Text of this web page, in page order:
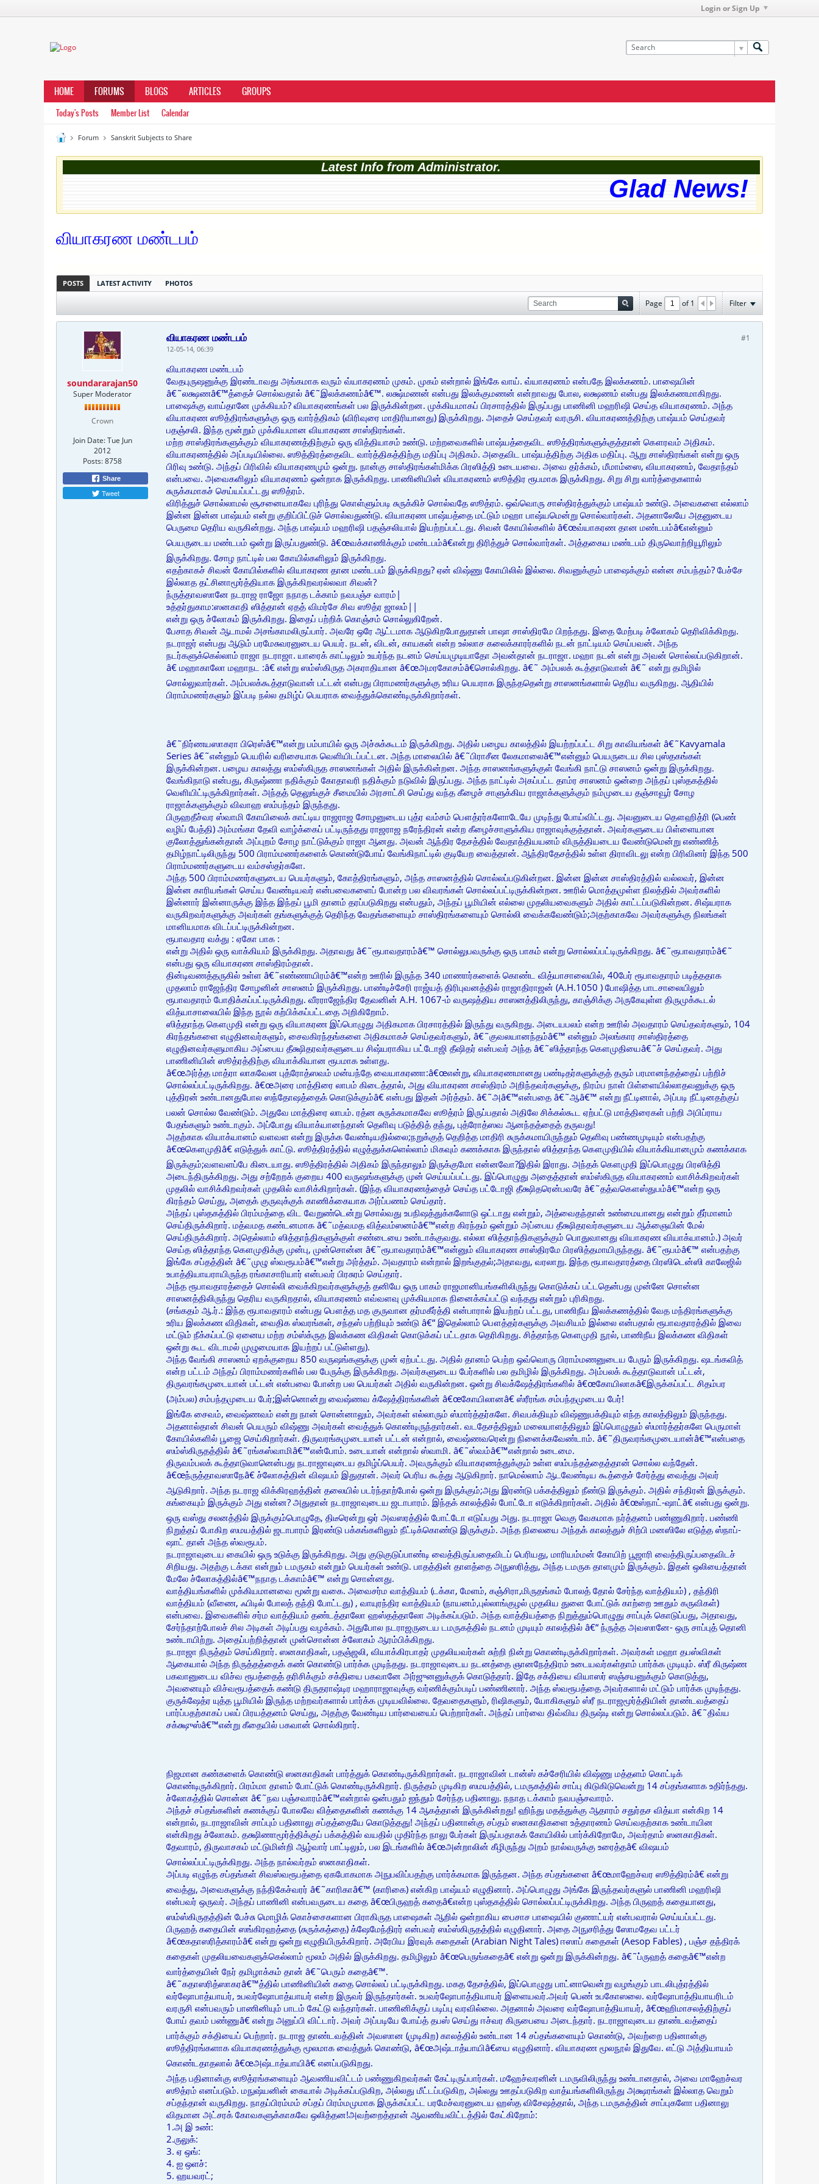
Login or Sign Up
HOME FORUMS BLOGS ARTICLES GROUPS
Today's Posts Member List Calendar
Forum Sanskrit Subjects to Share
Latest Info from Administrator.
Glad News! The
வியாகரண மண்டபம்
POSTS LATEST ACTIVITY PHOTOS
Page of1 Filter
soundararajan50
Super Moderator
Crown
Join Date: Tue Jun
2012
Posts:8758
Share
Tweet
#1
வியாகரண மண்டபம்
12-05-14, 06:39
வியாகரண மண்டபம்
வேதபுருஷனுக்கு இரண்டாவது அங்கமாக வரும் வ்யாகரணம் முகம். முகம் என்றால் இங்கே வாய். வ்யாகரணம் என்பதே இலக்கணம். பாஷையின்
â€˜லக்ஷணâ€™த்தைச் சொல்வதால் â€˜இலக்கணம்â€™. லக்ஷ்மணன் என்பது இலக்குமணன் என்றாவது போல, லக்ஷணம் என்பது இலக்கணமாகிறது.
பாஷைக்கு வாய்தானே முக்கியம்? வியாகரணங்கள் பல இருக்கின்றன. முக்கியமாகப் பிரசாரத்தில் இருப்பது பாணினி மஹரிஷி செய்த வியாகரணம். அந்த
வியாகரண ஸூத்திரங்களுக்கு ஒரு வார்த்திகம் (விரிவுரை மாதிரியானது) இருக்கிறது. அதைச் செய்தவர் வரருசி. வியாகரணத்திற்கு பாஷ்யம் செய்தவர்
பதஞ்சலி. இந்த மூன்றும் முக்கியமான வியாகரண சாஸ்திரங்கள்.
மற்ற சாஸ்திரங்களுக்கும் வியாகரணத்திற்கும் ஒரு வித்தியாசம் உண்டு. மற்றவைகளில் பாஷ்யத்தைவிட ஸூத்திரங்களுக்குத்தான் கௌரவம் அதிகம்.
வியாகரணத்தில் அப்படியில்லை. ஸூத்திரத்தைவிட வார்த்திகத்திற்கு மதிப்பு அதிகம். அதைவிட பாஷ்யத்திற்கு அதிக மதிப்பு. ஆறு சாஸ்திரங்கள் என்று ஒரு
பிரிவு உண்டு. அந்தப் பிரிவில் வியாகரணமும் ஒன்று. நான்கு சாஸ்திரங்கள்மிக்க பிரஸித்தி உடையவை. அவை தர்க்கம், மீமாம்ஸை, வியாகரணம், வேதாந்தம்
என்பவை. அவைகளிலும் வியாகரணம் ஒன்றாக இருக்கிறது. பாணினியின் வியாகரணம் ஸூத்திர ரூபமாக இருக்கிறது. சிறு சிறு வார்த்தைகளால்
சுருக்கமாகச் செய்யப்பட்டது ஸூத்ரம்.
விரித்துச் சொல்லாமல் சூசனையாகவே புரிந்து கொள்ளும்படி சுருக்கிச் சொல்வதே ஸூத்ரம். ஒவ்வொரு சாஸ்திரத்துக்கும் பாஷ்யம் உண்டு. அவைகளை எல்லாம்
இன்ன இன்ன பாஷ்யம் என்று குறிப்பிட்டுச் சொல்வதுண்டு. வியாகரண பாஷ்யத்தை மட்டும் மஹா பாஷ்யமென்று சொல்வார்கள். அதனாலேயே அதனுடைய
பெருமை தெரிய வருகின்றது. அந்த பாஷ்யம் மஹரிஷி பதஞ்சலியால் இயற்றப்பட்டது. சிவன் கோயில்களில் â€œவ்யாகரண தான மண்டபம்â€என்னும்
பெயருடைய மண்டபம் ஒன்று இருப்பதுண்டு. â€œவக்காணிக்கும் மண்டபம்â€என்று திரித்துச் சொல்வார்கள். அத்தகைய மண்டபம் திருவொற்றியூரிலும்
இருக்கிறது. சோழ நாட்டில் பல கோயில்களிலும் இருக்கிறது.
எதற்காகச் சிவன் கோயில்களில் வியாகரண தான மண்டபம் இருக்கிறது? ஏன் விஷ்ணு கோயிலில் இல்லை. சிவனுக்கும் பாஷைக்கும் என்ன சம்பந்தம்? பேச்சே
இல்லாத தட்சினாமூர்த்தியாக இருக்கிறவரல்லவா சிவன்?
ந்ருத்தாவஸானே நடராஜ ராஜோ நநாத டக்காம் நவபஞ்ச வாரம்|
உத்தர்துகாம:ஸனகாதி ஸித்தான் ஏதத் விமர்சே சிவ ஸூத்ர ஜாலம்||
என்று ஒரு ச்லோகம் இருக்கிறது. இதைப் பற்றிக் கொஞ்சம் சொல்லுகிறேன்.
பேசாத சிவன் ஆடாமல் அசங்காமலிருப்பார். அவரே ஒரே ஆட்டமாக ஆடுகிறபோதுதான் பாஷா சாஸ்திரமே பிறந்தது. இதை மேற்படி ச்லோகம் தெரிவிக்கிறது.
நடராஜர் என்பது ஆடும் பரமேசுவரனுடைய பெயர். நடன், விடன், காயகன் என்ற உல்லாச கலைக்காரர்களில் நடன் நாட்டியம் செய்பவன். அந்த
நடர்களுக்கெல்லாம் ராஜா நடராஜா. யாரைக் காட்டிலும் உயர்ந்த நடனம் செய்யமுடியாதோ அவன்தான் நடராஜா. மஹா நடன் என்று அவன் சொல்லப்படுகிறான்.
â€ மஹாகாலோ மஹாநட :â€ என்று ஸம்ஸ்கிருத அகராதியான â€œஅமரகோசம்â€சொல்கிறது. â€˜ அம்பலக் கூத்தாடுவான் â€˜ என்று தமிழில்
சொல்லுவார்கள். அம்பலக்கூத்தாடுவான் பட்டன் என்பது பிராமணர்களுக்கு உரிய பெயராக இருந்ததென்று சாஸனங்களால் தெரிய வருகிறது. ஆதியில்
பிராம்மணர்களும் இப்படி நல்ல தமிழ்ப் பெயராக வைத்துக்கொண்டிருக்கிறார்கள்.
â€˜நிர்ணயஸாகரா பிரெஸ்â€™என்று பம்பாயில் ஒரு அச்சுக்கூடம் இருக்கிறது. அதில் பழைய காலத்தில் இயற்றப்பட்ட சிறு காவியங்கள் â€˜Kavyamala
Series â€˜என்னும் பெயரில் வரிசையாக வெளியிடப்பட்டன. அந்த மாலையில் â€˜பிராசீன லேகமாலைâ€™என்னும் பெயருடைய சில புஸ்தகங்கள்
இருக்கின்றன. பழைய காலத்து ஸம்ஸ்கிருத சாஸனங்கள் அதில் இருக்கின்றன. அந்த சாஸனங்களுக்குள் வேங்கி நாட்டு சாஸனம் ஒன்று இருக்கிறது.
வேங்கிநாடு என்பது, கிருஷ்ணா நதிக்கும் கோதாவரி நதிக்கும் நடுவில் இருப்பது. அந்த நாட்டில் அகப்பட்ட தாம்ர சாஸனம் ஒன்றை அந்தப் புஸ்தகத்தில்
வெளியிட்டிருக்கிறார்கள். அந்தத் தெலுங்குச் சீமையில் அரசாட்சி செய்து வந்த கீழைச் சாளுக்கிய ராஜாக்களுக்கும் நம்முடைய தஞ்சாவூர் சோழ
ராஜாக்களுக்கும் விவாஹ ஸம்பந்தம் இருந்தது.
பிருஹதீச்வர ஸ்வாமி கோயிலைக் காட்டிய ராஜராஜ சோழனுடைய புத்ர வம்சம் பௌத்ரர்களோடேயே முடிந்து போய்விட்டது. அவனுடைய தௌஹித்ரி (பெண்
வழிப் பேத்தி) அம்மங்கா தேவி வாழ்க்கைப் பட்டிருந்தது ராஜராஜ நரேந்திரன் என்ற கீழைச்சாளுக்கிய ராஜாவுக்குத்தான். அவர்களுடைய பிள்ளையான
குலோத்துங்கன்தான் அப்புறம் சோழ நாட்டுக்கும் ராஜா ஆனது. அவன் ஆந்திர தேசத்தில் வேதாத்தியயனம் விருத்தியடைய வேண்டுமென்று எண்ணித்
தமிழ்நாட்டிலிருந்து 500 பிராம்மணர்களைக் கொண்டுபோய் வேங்கிநாட்டில் குடியேற வைத்தான். ஆந்திரதேசத்தில் உள்ள திராவிடலு என்ற பிரிவினர் இந்த 500
பிராம்மணர்களுடைய வம்சஸ்தர்களே.
அந்த 500 பிராம்மணர்களுடைய பெயர்களும், கோத்திரங்களும், அந்த சாஸனத்தில் சொல்லப்படுகின்றன. இன்ன இன்ன சாஸ்திரத்தில் வல்லவர், இன்ன
இன்ன காரியங்கள் செய்ய வேண்டியவர் என்பவைகளைப் போன்ற பல விவரங்கள் சொல்லப்பட்டிருக்கின்றன. ஊரில் மொத்தமுள்ள நிலத்தில் அவர்களில்
இன்னார் இன்னாருக்கு இந்த இந்தப் பூமி தானம் தரப்படுகிறது என்பதும், அந்தப் பூமியின் எல்லை முதலியவைகளும் அதில் காட்டப்படுகின்றன. சிஷ்யராக
வருகிறவர்களுக்கு அவர்கள் தங்களுக்குத் தெரிந்த வேதங்களையும் சாஸ்திரங்களையும் சொல்லி வைக்கவேண்டும்;அதற்காகவே அவர்களுக்கு நிலங்கள்
மானியமாக விடப்பட்டிருக்கின்றன.
ரூபாவதார வக்து : ஏகோ பாக :
என்று அதில் ஒரு வாக்கியம் இருக்கிறது. அதாவது â€˜ரூபாவதாரம்â€™ சொல்லுபவருக்கு ஒரு பாகம் என்று சொல்லப்பட்டிருக்கிறது. â€˜ரூபாவதாரம்â€˜
என்பது ஒரு வியாகரண சாஸ்திரம்தான்.
தின்டிவணத்தருகில் உள்ள â€˜எண்ணாயிரம்â€™என்ற ஊரில் இருந்த 340 மாணார்களைக் கொண்ட வித்யாசாலையில், 40பேர் ரூபாவதாரம் படித்ததாக
முதலாம் ராஜேந்திர சோழனின் சாஸனம் இருக்கிறது. பாண்டிச்சேரி ராஜ்யத் திரிபுவனத்தில் ராஜாதிராஜன் (A.H.1050 ) போஷித்த பாடசாலையிலும்
ரூபாவதாரம் போதிக்கப்பட்டிருக்கிறது. வீரராஜேந்திர தேவனின் A.H. 1067-ம் வருஷத்திய சாஸனத்திலிருந்து, காஞ்சிக்கு அருகேயுள்ள திருமுக்கூடல்
வித்யாசாலையில் இந்த நூல் கற்பிக்கப்பட்டதை அறிகிறோம்.
ஸித்தாந்த கௌமுதி என்று ஒரு வியாகரண இப்பொழுது அதிகமாக பிரசாரத்தில் இருந்து வருகிறது. அடையபலம் என்ற ஊரில் அவதாரம் செய்தவர்களும், 104
கிரந்தங்களை எழுதினவர்களும், சைவகிரந்தங்களை அதிகமாகச் செய்தவர்களும், â€˜குவலயானந்தம்â€™ என்னும் அலங்கார சாஸ்திரத்தை
எழுதினவர்களுமாகிய அப்பைய தீக்ஷிதரவர்களுடைய சிஷ்யராகிய பட்டோஜி தீஷிதர் என்பவர் அந்த â€˜ஸித்தாந்த கௌமுதியைâ€˜ச் செய்தவர். அது
பாணினியின் ஸூத்ரத்திற்கு வியாக்கியான ரூபமாக உள்ளது.
â€œஅர்த்த மாத்ரா லாகவேன புத்ரோத்ஸவம் மன்யந்தே வையாகரணா:â€œஎன்று, வியாகரணமானது பண்டிதர்களுக்குத் தரும் பரமானந்தத்தைப் பற்றிச்
சொல்லப்பட்டிருக்கிறது. â€œஅரை மாத்திரை லாபம் கிடைத்தால், அது வியாகரண சாஸ்திரம் அறிந்தவர்களுக்கு, நிரம்ப நாள் பிள்ளையில்லாதவனுக்கு ஒரு
புத்திரன் உண்டானதுபோல ஸந்தோஷத்தைக் கொடுக்கும்â€ என்பது இதன் அர்த்தம். â€˜அâ€™என்பதை â€˜ஆâ€™ என்று நீட்டினால், அப்படி நீட்டினதற்குப்
பலன் சொல்ல வேண்டும். அதுவே மாத்திரை லாபம். ரத்ன சுருக்கமாகவே ஸூத்ரம் இருப்பதால் அதிலே சிக்கல்கூட ஏற்பட்டு மாத்திரைகள் பற்றி அபிப்ராய
பேதங்களும் உண்டாகும். அப்போது வியாக்யானந்தான் தெளிவு படுத்தித் தந்து, புத்ரோத்ஸவ ஆனந்தத்தைத் தருவது!
அதற்காக வியாக்யானம் வளவள என்று இருக்க வேண்டியதில்லை;நறுக்குத் தெறித்த மாதிரி சுருக்கமாயிருந்தும் தெளிவு பண்ணமுடியும் என்பதற்கு
â€œகௌமுதிâ€ எடுத்துக் காட்டு. ஸூத்திரத்தில் எழுத்துக்களெல்லாம் மிகவும் கணக்காக இருந்தால் ஸித்தாந்த கௌமுதியில் வியாக்கியானமும் கணக்காக
இருக்கும்;வளவளப்பே கிடையாது. ஸூத்திரத்தில் அதிகம் இருந்தாலும் இருக்குமோ என்னவோ?இதில் இராது. அந்தக் கௌமுதி இப்பொழுது பிரஸித்தி
அடைந்திருக்கிறது. அது சற்றேறக் குறைய 400 வருஷங்களுக்கு முன் செய்யப்பட்டது. இப்பொழுது அதைத்தான் ஸம்ஸ்கிருத வியாகரணம் வாசிக்கிறவர்கள்
முதலில் வாசிக்கிறவர்கள் முதலில் வாசிக்கிறார்கள். (இந்த வியாகரணத்தைச் செய்த பட்டோஜி தீக்ஷிதரென்பவரே â€˜தத்வகௌஸ்துபம்â€™என்ற ஒரு
கிரந்தம் செய்து, அதைக் குருவுக்குக் காணிக்கையாக அர்ப்பணம் செய்தார்.
அந்தப் புஸ்தகத்தில் பிரம்மத்தை விட வேறுண்டென்று சொல்வது உபநிஷத்துக்களோடு ஒட்டாது என்றும், அத்வைதந்தான் உண்மையானது என்றும் தீர்மானம்
செய்திருக்கிறார். மத்வமத கண்டனமாக â€˜மத்வமத வித்வம்ஸனம்â€™என்ற கிரந்தம் ஒன்றும் அப்பைய தீக்ஷிதரவர்களுடைய ஆக்ஞையின் மேல்
செய்திருக்கிறார். அதெல்லாம் ஸித்தாந்திகளுக்குள் சண்டையை உண்டாக்குவது. எல்லா ஸித்தாந்திகளுக்கும் பொதுவானது வியாகரண வியாக்யானம்.) அவர்
செய்த ஸித்தாந்த கௌமுதிக்கு முன்பு, முன்சொன்ன â€˜ரூபாவதாரம்â€™என்னும் வியாகரண சாஸ்திரமே பிரஸித்தமாயிருந்தது. â€˜ரூபம்â€™ என்பதற்கு
இங்கே சப்தத்தின் â€˜முழு ஸ்வரூபம்â€™என்று அர்த்தம். அவதாரம் என்றால் இறங்குதல்;அதாவது, வரலாறு. இந்த ரூபாவதாரத்தை பிரஸிடென்ஸி காலேஜில்
உபாத்தியாயராயிருந்த ரங்காசாரியார் என்பவர் பிரசுரம் செய்தார்.
அந்த ரூபாவதாரத்தைச் சொல்லி வைக்கிறவர்களுக்குத் தனியே ஒரு பாகம் ராஜமானியங்களிலிருந்து கொடுக்கப் பட்டதென்பது முன்னே சொன்ன
சாஸனத்திலிருந்து தெரிய வருகிறதால், வியாகரணம் எவ்வளவு முக்கியமாக நினைக்கப்பட்டு வந்தது என்றும் புரிகிறது.
(சங்கதம் ஆ.ர்.: இந்த ரூபாவதாரம் என்பது பௌத்த மத குருவான தர்மகீர்த்தி என்பாரால் இயற்றப் பட்டது, பாணிநீய இலக்கணத்தில் வேத மந்திரங்களுக்கு
உரிய இலக்கண விதிகள், வைதிக ஸ்வரங்கள், சந்தஸ் பற்றியும் உண்டு â€“ இதெல்லாம் பௌத்தர்களுக்கு அவசியம் இல்லை என்பதால் ரூபாவதாரத்தில் இவை
மட்டும் நீக்கப்பட்டு ஏனைய மற்ற சம்ஸ்க்ருத இலக்கண விதிகள் கொடுக்கப் பட்டதாக தெரிகிறது. சித்தாந்த கௌமுதி நூல், பாணிநீய இலக்கண விதிகள்
ஒன்று கூட விடாமல் முழுமையாக இயற்றப் பட்டுள்ளது).
அந்த வேங்கி சாஸனம் ஏறக்குறைய 850 வருஷங்களுக்கு முன் ஏற்பட்டது. அதில் தானம் பெற்ற ஒவ்வொரு பிராம்மணனுடைய பேரும் இருக்கிறது. ஷடங்கவித்
என்ற பட்டம் அந்தப் பிராம்மணர்களில் பல பேருக்கு இருக்கிறது. அவர்களுடைய பேர்களில் பல தமிழில் இருக்கிறது. அம்பலக் கூத்தாடுவான் பட்டன்,
திருவரங்கமுடையான் பட்டன் என்பவை போன்ற பல பெயர்கள் அதில் வருகின்றன. ஒன்று சிவக்ஷேத்திரங்களில் â€œகோயிலாகâ€இருக்கப்பட்ட சிதம்பர
(அம்பல) சம்பந்தமுடைய பேர்;இன்னொன்று வைஷ்ணவ க்ஷேத்திரங்களின் â€œகோயிலானâ€ ஸ்ரீரங்க சம்பந்தமுடைய பேர்!
இங்கே சைவம், வைஷ்ணவம் என்று நான் சொன்னாலும், அவர்கள் எல்லாரும் ஸ்மார்த்தர்களே. சிவபக்தியும் விஷ்ணுபக்தியும் எந்த காலத்திலும் இருந்தது.
அதனால்தான் சிவன் பெயரும் விஷ்ணு அவர்கள் வைத்துக் கொண்டிருந்தார்கள். வடதேசத்திலும் மலையாளத்திலும் இப்பொழுதும் ஸ்மார்த்தர்களே பெருமாள்
கோயில்களில் பூஜை செய்கிறார்கள். திருவரங்கமுடையான் பட்டன் என்றால், வைஷ்ணவரென்று நினைக்கவேண்டாம். â€˜திருவரங்கமுடையான்â€™என்பதை
ஸம்ஸ்கிருதத்தில் â€˜ரங்கஸ்வாமிâ€™என்போம். உடையான் என்றால் ஸ்வாமி. â€˜ஸ்வம்â€™என்றால் உடைமை.
திருவம்பலக் கூத்தாடுவானென்பது நடராஜாவுடைய தமிழ்ப்பெயர். அவருக்கும் வியாகரணத்துக்கும் உள்ள ஸம்பந்தத்தைத்தான் சொல்ல வந்தேன்.
â€œந்ருத்தாவஸாநேâ€ ச்லோகத்தின் விஷயம் இதுதான். அவர் பெரிய கூத்து ஆடுகிறார். நாமெல்லாம் ஆடவேண்டிய கூத்தைச் சேர்த்து வைத்து அவர்
ஆடுகிறார். அந்த நடராஜ விக்கிரஹத்தின் தலையில் படர்ந்தாற்போல் ஒன்று இருக்கும்;அது இரண்டு பக்கத்திலும் நீண்டு இருக்கும். அதில் சந்திரன் இருக்கும்.
கங்கையும் இருக்கும் அது என்ன? அதுதான் நடராஜாவுடைய ஜடாபாரம். இந்தக் காலத்தில் போட்டோ எடுக்கிறார்கள். அதில் â€œஸ்நாட்-ஷாட்â€ என்பது ஒன்று.
ஒரு வஸ்து சலனத்தில் இருக்கும்பொழுதே, திடீரென்று ஒர் அவஸரத்தில் போட்டோ எடுப்பது அது. நடராஜா வெகு வேகமாக நர்த்தனம் பண்ணுகிறார். பண்ணி
நிறுத்தப் போகிற ஸமயத்தில் ஜடாபாரம் இரண்டு பக்கங்களிலும் நீட்டிக்கொண்டு இருக்கும். அந்த நிலையை அந்தக் காலத்துச் சிற்பி மனஸிலே எடுத்த ஸ்நாப்-
ஷாட் தான் அந்த ஸ்வரூபம்.
நடராஜாவுடைய கையில் ஒரு உடுக்கு இருக்கிறது. அது குடுகுடுப்பாண்டி வைத்திருப்பதைவிடப் பெரியது, மாரியம்மன் கோயிற் பூஜாரி வைத்திருப்பதைவிடச்
சிறியது. அதற்கு டக்கா என்றும் டமருகம் என்றும் பெயர்கள் உண்டு. பாதத்தின் தாளத்தை அநுஸரித்து, அந்த டமருக தாளமும் இருக்கும். இதன் ஒலியைத்தான்
மேலே ச்லோகத்தில்â€™நநாத டக்காம்â€™ என்று சொன்னது.
வாத்தியங்களில் முக்கியமானவை மூன்று வகை. அவைசர்ம வாத்தியம் (டக்கா, மேளம், கஞ்சிரா,மிருதங்கம் போலத் தோல் சேர்ந்த வாத்தியம்) , தந்திரி
வாத்தியம் (வீணை, ஃபிடில் போலத் தந்தி போட்டது) , வாயுரந்திர வாத்தியம் (நாயனம்,புல்லாங்குழல் முதலிய துளை போட்டுக் காற்றை ஊதும் கருவிகள்)
என்பவை. இவைகளில் சர்ம வாத்தியம் தண்டத்தாலோ ஹஸ்தத்தாலோ அடிக்கப்படும். அந்த வாத்தியத்தை நிறுத்தும்பொழுது சாப்புக் கொடுப்பது, அதாவது,
சேர்ந்தாற்போலச் சில அடிகள் அடிப்பது வழக்கம். அதுபோல நடராஜருடைய டமருகத்தில் நடனம் முடியும் காலத்தில் â€“ ந்ருத்த அவஸானே- ஒரு சாப்புத் தொனி
உண்டாயிற்று. அதைப்பற்றித்தான் முன்சொன்ன ச்லோகம் ஆரம்பிக்கிறது.
நடராஜா நிருத்தம் செய்கிறார். ஸனகாதிகள், பதஞ்ஜலி, வியாக்கிரபாதர் முதலியவர்கள் சுற்றி நின்று கொண்டிருக்கிறார்கள். அவர்கள் மஹா தபஸ்விகள்
ஆகையால் அந்த நிருத்தத்தைக் கண் கொண்டு பார்க்க முடிந்தது. நடராஜாவுடைய நடனத்தை ஞானநேத்திரம் உடையவர்கள்தாம் பார்க்க முடியும். ஸ்ரீ கிருஷ்ண
பகவானுடைய விச்வ ரூபத்தைத் தரிசிக்கும் சக்தியை பகவானே அர்ஜுனனுக்குக் கொடுத்தார். இதே சக்தியை வியாஸர் ஸஞ்சயனுக்கும் கொடுத்து,
அவனையும் விச்வரூபத்தைக் கண்டு திருதராஷ்டிர மஹாராஜாவுக்கு வர்ணிக்கும்படிப் பண்ணினார். அந்த ஸ்வரூபத்தை அவர்களால் மட்டும் பார்க்க முடிந்தது.
குருக்ஷேத்ர யுத்த பூமியில் இருந்த மற்றவர்களால் பார்க்க முடியவில்லை. தேவதைகளும், ரிஷிகளும், யோகிகளும் ஸ்ரீ நடராஜமூர்த்தியின் தாண்டவத்தைப்
பார்ப்பதற்காகப் பலப் பிரயத்தனம் செய்து, அதற்கு வேண்டிய பார்வையைப் பெற்றார்கள். அந்தப் பார்வை திவ்விய திருஷ்டி என்று சொல்லப்படும். â€˜திவ்ய
சக்க்ஷுஸ்â€™என்று கீதையில் பகவான் சொல்கிறார்.
நிஜமான கண்களைக் கொண்டு ஸனகாதிகள் பார்த்துக் கொண்டிருக்கிறார்கள். நடராஜாவின் டான்ஸ் கச்சேரியில் விஷ்ணு மத்தளம் கொட்டிக்
கொண்டிருக்கிறார். பிரம்மா தாளம் போட்டுக் கொண்டிருக்கிறார். நிருத்தம் முடிகிற ஸமயத்தில், டமருகத்தில் சாப்பு கிடுகிடுவென்று 14 சப்தங்களாக உதிர்ந்தது.
ச்லோகத்தில் சொன்ன â€˜நவ பஞ்சவாரம்â€™என்றால் ஒன்பதும் ஐந்தும் சேர்ந்த பதினாலு. நநாத டக்காம் நவபஞ்சவாரம்.
அந்தச் சப்தங்களின் கணக்குப் போலவே வித்தைகளின் கணக்கு 14 ஆகத்தான் இருக்கின்றது! ஹிந்து மதத்துக்கு ஆதாரம் சதுர்தச வித்யா என்கிற 14
என்றால், நடராஜாவின் சாப்பும் பதினாலு சப்தத்தையே கொடுத்தது! அந்தப் பதினான்கு சப்தம் ஸனகாதிகளை உத்தாரணம் செய்வதற்காக உண்டாயின
என்கிறது ச்லோகம். தக்ஷிணாமூர்த்திக்குப் பக்கத்தில் வயதில் முதிர்ந்த நாலு பேர்கள் இருப்பதாகக் கோயிலில் பார்க்கிறோமே, அவர்தாம் ஸனகாதிகள்.
தேவாரம், திருவாசகம் மட்டுமின்றி ஆழ்வார் பாட்டிலும், பல இடங்களில் â€œஅன்றாலின் கீழிருந்து அறம் நால்வருக்கு உரைத்தâ€ விஷயம்
சொல்லப்பட்டிருக்கிறது. அந்த நால்வர்தம் ஸனகாதிகள்.
அப்படி எழுந்த சப்தங்கள் சிவஸ்வரூபத்தை ஏகபோகமாக அநுபவிப்பதற்கு மார்க்கமாக இருந்தன. அந்த சப்தங்களை â€œமாஹேச்வர ஸூத்திரம்â€ என்று
வைத்து, அவைகளுக்கு நந்திகேச்வரர் â€˜காரிகாâ€™ (காரிகை) என்கிற பாஷ்யம் எழுதினார். அப்பொழுது அங்கே இருந்தவர்களுல் பாணினி மஹரிஷி
என்பவர் ஒருவர். அந்தப் பாணினி என்பவருடைய கதை â€œபிருஹத் கதைâ€என்ற புஸ்தகத்தில் சொல்லப்பட்டிருக்கிறது. அந்த பிருஹத் கதையானது,
ஸம்ஸ்கிருதத்தின் பேச்சு மொழிக் கொச்சைகளான பிராகிருத பாஷைகள் ஆறில் ஒன்றாகிய பைசாச பாஷையில் குணாட்யர் என்பவரால் செய்யப்பட்டது.
பிருஹத் கதையின் ஸங்கிரஹத்தை (சுருக்கத்தை) க்ஷேமேந்திரர் என்பவர் ஸம்ஸ்கிருதத்தில் எழுதினார். அதை அநுசரித்து ஸோமதேவ பட்டர்
â€œகதாஸரித்காரம்â€ என்று ஒன்று எழுதியிருக்கிறார். அரேபிய இரவுக் கதைகள் (Arabian Night Tales) ஈஸாப் கதைகள் (Aesop Fables) , பஞ்ச தந்திரக்
கதைகள் முதலியவைகளுக்கெல்லாம் மூலம் அதில் இருக்கிறது. தமிழிலும் â€œபெருங்கதைâ€ என்று ஒன்று இருக்கின்றது. â€˜ப்ருஹத் கதைâ€™என்ற
வார்த்தையின் நேர் தமிழாக்கம் தான் â€˜பெரும் கதைâ€™.
â€˜கதாஸரித்ஸாகரâ€™த்தில் பாணினியின் கதை சொல்லப் பட்டிருக்கிறது. மகத தேசத்தில், இப்பொழுது பாட்னாவென்று வழங்கும் பாடலிபுத்ரத்தில்
வர்ஷோபாத்யாயர், உபவர்ஷோபாத்யாயர் என்ற இருவர் இருந்தார்கள். உபவர்ஷோபாத்தியாயர் இளையவர்.அவர் பெண் உபகோஸலை. வர்ஷோபாத்தியாயரிடம்
வரருசி என்பவரும் பாணினியும் பாடம் கேட்டு வந்தார்கள். பாணினிக்குப் படிப்பு வரவில்லை. அதனால் அவரை வர்ஷோபாத்தியாயர், â€œஹிமாசலத்திற்குப்
போய் தவம் பண்ணுâ€ என்று அனுப்பி விட்டார். அவர் அப்படியே போய்த் தபஸ் செய்து ஈச்வர கிருபையை அடைந்தார். நடராஜாவுடைய தாண்டவத்தைப்
பார்க்கும் சக்தியைப் பெற்றார். நடராஜ தாண்டவத்தின் அவஸான (முடிகிற) காலத்தில் உண்டான 14 சப்தங்களையும் கொண்டு, அவற்றை பதினான்கு
ஸூத்திரங்களாக வியாகரணத்துக்கு மூலமாக வைத்துக் கொண்டு, â€œஅஷ்டாத்யாயிâ€யை எழுதினார். வியாகரண மூலநூல் இதுவே. எட்டு அத்தியாயம்
கொண்டதாதலால் â€œஅஷ்டாத்யாயிâ€ எனப்படுகிறது.
அந்த பதினான்கு ஸூத்ரங்களையும் ஆவணியவிட்டம் பண்ணுகிறவர்கள் கேட்டிருப்பார்கள். மஹேச்வரனின் டமருவிலிருந்து உண்டானதால், அவை மாஹேச்வர
ஸூத்ரம் எனப்படும். மநுஷ்யனின் கையால் அடிக்கப்படுகிற, அல்லது மீட்டப்படுகிற, அல்லது ஊதப்படுகிற வாத்யங்களிலிருந்து அக்ஷரங்கள் இல்லாத வெறும்
சப்தந்தான் வருகிறது. நாதப்பிரம்மம் சப்தப் பிரம்மமுமாக இருக்கப்பட்ட பரமேச்வரனுடைய ஹஸ்த விசேஷத்தால், அந்த டமருகத்தின் சாப்புகளோ பதினாலு
விதமான அட்சரக் கோவகளுக்காகவே ஒலித்தன!அவற்றைத்தான் ஆவணியவிட்டத்தில் கேட்கிறோம்:
1.அ இ உண்:
2.ருலுக்:
3. ஏ ஒங்:
4. ஐ ஒளச்:
5. ஹயவரட்;